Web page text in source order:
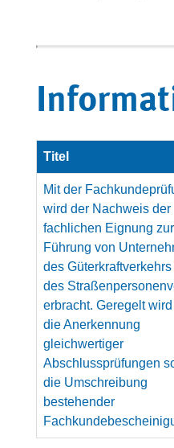
Titel
Mit der
wird der Nachweis der
fachlichen Eignung zur
Führung von
des Güterkraftverkehrs
des
erbracht. Geregelt
die Anerkennung
gleichwertiger
Abschlussprüfungen
die Umschreibung
bestehender